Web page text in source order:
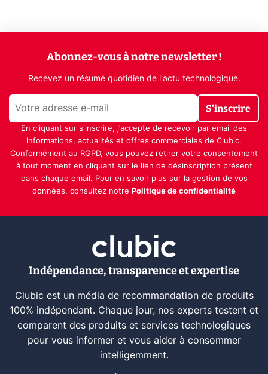
Abonnez-vous à notre newsletter !
Recevez un résumé quotidien de l'actu technologique.
S'inscrire
En cliquant sur s'inscrire, j’accepte de recevoir par email des
informations, actualités et offres commerciales de Clubic.
Conformément au RGPD, vous pouvez retirer votre consentement
à tout moment en cliquant sur le lien de désinscription présent
dans chaque email. Pour en savoir plus sur la gestion de vos
données, consultez notre Politique de confidentialité
Indépendance, transparence et expertise
Clubic est un média de recommandation de produits
100% indépendant. Chaque jour, nos experts testent et
comparent des produits et services technologiques
pour vous informer et vous aider à consommer
intelligemment.